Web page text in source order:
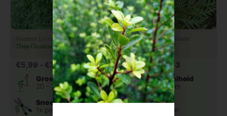
Westerse Levensboom
Thuja Occidentalis ‘Smaragd’
€5,99 - €36,95
Groeisnelheid
20 - 30 cm
Snoeien
1x per jaar
Reuzenlevensboom 'Martin'
Thuja plicata ‘Martin’
€8,88-€35,53
Groeisnelheid
30 - 40 cm
Snoeien
2x per jaar